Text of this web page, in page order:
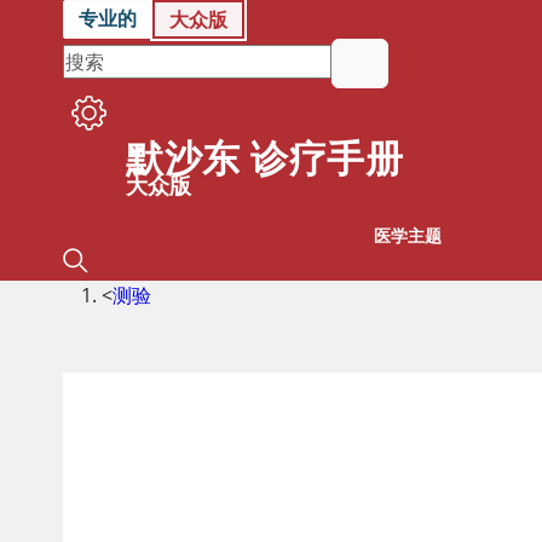
专业的 大众版
默沙东 诊疗手册
大众版
医学主题
<测验